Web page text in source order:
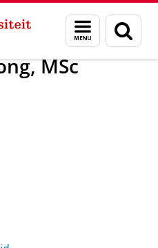
Menu
en
zoeken
de Jong, MSc
MSc